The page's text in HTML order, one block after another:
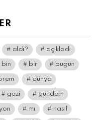
aldı? açıkladı
bin bir bugün
dünya
gezi gündem
mı nasıl